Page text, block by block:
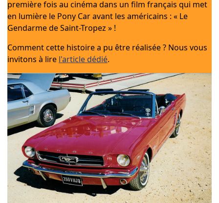
première fois au cinéma dans un film français qui met
en lumière le Pony Car avant les américains : « Le
Gendarme de Saint-Tropez » !
Comment cette histoire a pu être réalisée ? Nous vous
invitons à lire l'article dédié.